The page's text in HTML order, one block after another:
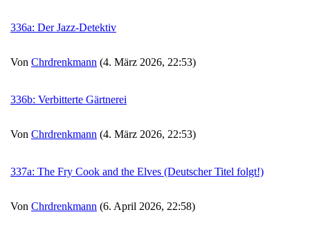
336a: Der Jazz-Detektiv
Von Chrdrenkmann (4. März 2026, 22:53)
336b: Verbitterte Gärtnerei
Von Chrdrenkmann (4. März 2026, 22:53)
337a: The Fry Cook and the Elves (Deutscher Titel folgt!)
Von Chrdrenkmann (6. April 2026, 22:58)